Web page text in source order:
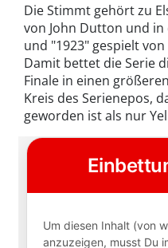
Die Stimmt gehört zu
von John Dutton und in
und "1923" gespielt
Damit bettet die Serie
Finale in einen
Kreis des Serienepos,
geworden ist als nur